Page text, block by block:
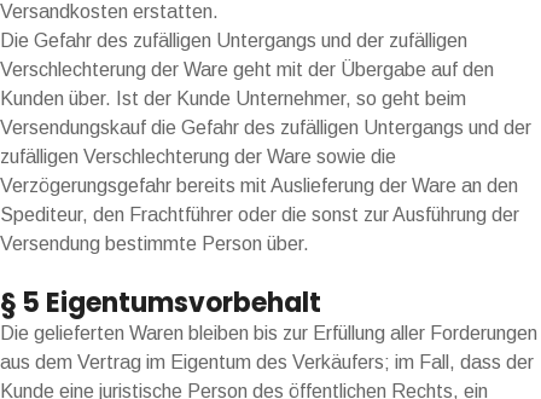
Versandkosten erstatten.
Die Gefahr des zufälligen Untergangs und der zufälligen
Verschlechterung der Ware geht mit der Übergabe auf den
Kunden über. Ist der Kunde Unternehmer, so geht beim
Versendungskauf die Gefahr des zufälligen Untergangs und der
zufälligen Verschlechterung der Ware sowie die
Verzögerungsgefahr bereits mit Auslieferung der Ware an den
Spediteur, den Frachtführer oder die sonst zur Ausführung der
Versendung bestimmte Person über.
§ 5 Eigentumsvorbehalt
Die gelieferten Waren bleiben bis zur Erfüllung aller Forderungen
aus dem Vertrag im Eigentum des Verkäufers; im Fall, dass der
Kunde eine juristische Person des öffentlichen Rechts, ein